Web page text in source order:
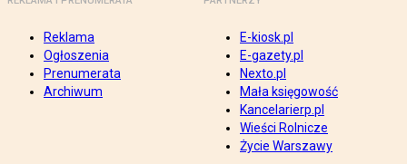
Reklama
Ogłoszenia
Prenumerata
Archiwum
E-kiosk.pl
E-gazety.pl
Nexto.pl
Mała księgowość
Kancelarierp.pl
Wieści Rolnicze
Życie Warszawy